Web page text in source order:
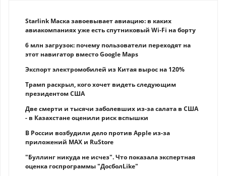
Starlink Маска завоевывает авиацию: в каких
авиакомпаниях уже есть спутниковый Wi-Fi на борту
6 млн загрузок: почему пользователи переходят на
этот навигатор вместо Google Maps
Экспорт электромобилей из Китая вырос на 120%
Трамп раскрыл, кого хочет видеть следующим
президентом США
Две смерти и тысячи заболевших из-за салата в США
- в Казахстане оценили риск вспышки
В России возбудили дело против Apple из-за
приложений MAX и RuStore
"Буллинг никуда не исчез". Что показала экспертная
оценка госпрограммы "ДосболLike"